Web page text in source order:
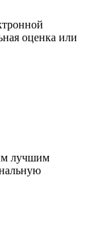
оценка или
лучшим